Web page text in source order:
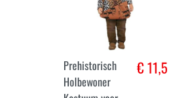
Prehistorisch
Holbewoner
€ 11,5